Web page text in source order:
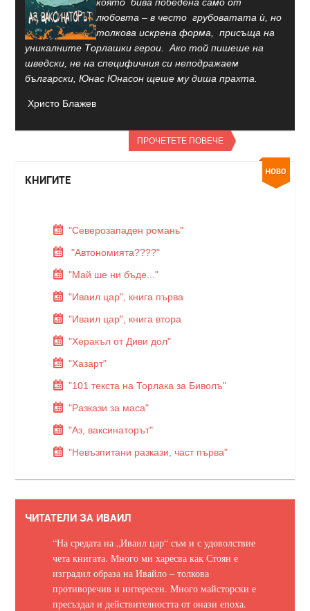
любовта – в често грубоватата ѝ, но
толкова искрена форма, присъща на
уникалните Торлашки герои. Ако той пишеше на
шведски, не на специфичния си неподражаем
български, Юнас Юнасон щеше му диша прахта.
Христо Блажев
ПРОЧЕТЕТЕ ПОВЕЧЕ
КНИГИТЕ
"Северозападен романь"
"Автономията????"
"Май ше ни бъде..."
"Иваил цар", книга първа
"Иваил цар", книга втора
"Херакъл от Диви дол"
"Хазарт"
"101 текста на Торлака за Биволъ"
"Разкази за маса"
"Аз, ваксинаторът"
"Невъзпитани разкази, част първа"
ЧИТАТЕЛИ ЗА ИВАИЛ
“На средата на „Иваил цар“ съм и с удоволствие
чета книгата. Много ми харесва как Стоян е
изградил образа на Ивайло – толкова
противоречив и интересен. Много майсторски е
пресъздал и действителността от онази епоха.